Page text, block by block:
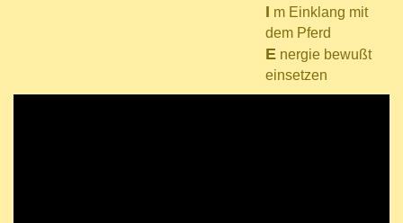
I m Einklang mit
dem Pferd
E nergie bewußt
einsetzen